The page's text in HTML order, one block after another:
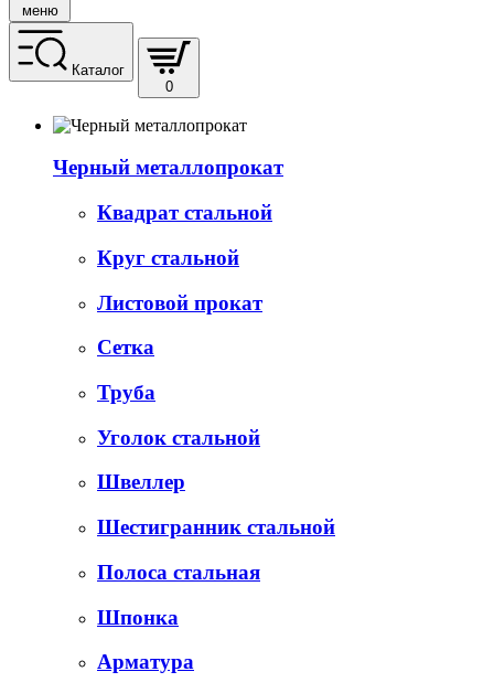
меню
Каталог
0
Черный металлопрокат
Квадрат стальной
Круг стальной
Листовой прокат
Сетка
Труба
Уголок стальной
Швеллер
Шестигранник стальной
Полоса стальная
Шпонка
Арматура